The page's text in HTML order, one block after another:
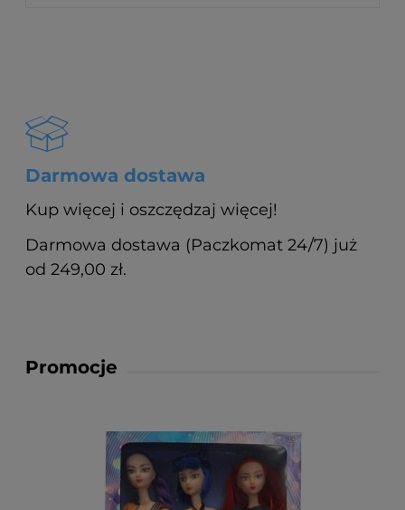
Darmowa dostawa
Kup więcej i oszczędzaj więcej!
Darmowa dostawa (Paczkomat 24/7) już
od 249,00 zł.
Promocje